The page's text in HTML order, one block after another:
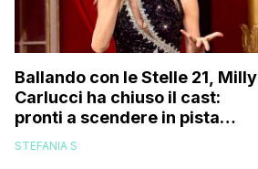
Ballando con le Stelle 21, Milly
Carlucci ha chiuso il cast:
pronti a scendere in pista
anche un personaggio molto
STEFANIA S